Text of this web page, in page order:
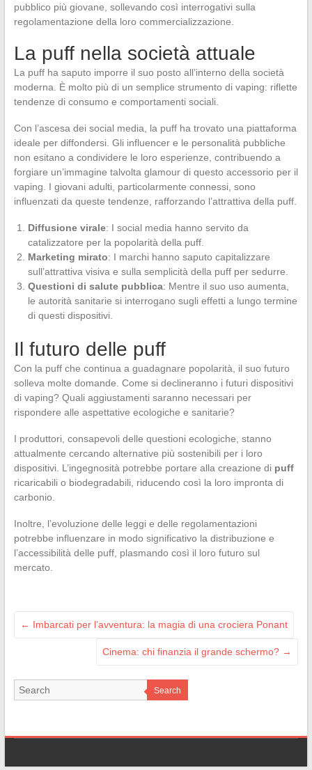
pubblico più giovane, sollevando così interrogativi sulla
regolamentazione della loro commercializzazione.
La puff nella società attuale
La puff ha saputo imporre il suo posto all’interno della società
moderna. È molto più di un semplice strumento di vaping: riflette
tendenze di consumo e comportamenti sociali.
Con l’ascesa dei social media, la puff ha trovato una piattaforma
ideale per diffondersi. Gli influencer e le personalità pubbliche
non esitano a condividere le loro esperienze, contribuendo a
forgiare un’immagine talvolta glamour di questo accessorio per il
vaping. I giovani adulti, particolarmente connessi, sono
influenzati da queste tendenze, rafforzando l’attrattiva della puff.
Diffusione virale: I social media hanno servito da
catalizzatore per la popolarità della puff.
Marketing mirato: I marchi hanno saputo capitalizzare
sull’attrattiva visiva e sulla semplicità della puff per sedurre.
Questioni di salute pubblica: Mentre il suo uso aumenta,
le autorità sanitarie si interrogano sugli effetti a lungo termine
di questi dispositivi.
Il futuro delle puff
Con la puff che continua a guadagnare popolarità, il suo futuro
solleva molte domande. Come si declineranno i futuri dispositivi
di vaping? Quali aggiustamenti saranno necessari per
rispondere alle aspettative ecologiche e sanitarie?
I produttori, consapevoli delle questioni ecologiche, stanno
attualmente cercando alternative più sostenibili per i loro
dispositivi. L’ingegnosità potrebbe portare alla creazione di puff
ricaricabili o biodegradabili, riducendo così la loro impronta di
carbonio.
Inoltre, l’evoluzione delle leggi e delle regolamentazioni
potrebbe influenzare in modo significativo la distribuzione e
l’accessibilità delle puff, plasmando così il loro futuro sul
mercato.
← Imbarcati per l’avventura: la magia di una crociera Ponant
Cinema: chi finanzia il grande schermo? →
Search